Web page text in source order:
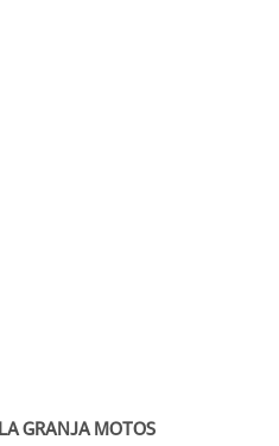
LA GRANJA MOTOS